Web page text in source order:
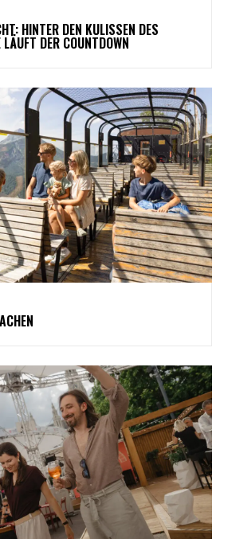
HINTER DEN KULISSEN DES
DER COUNTDOWN